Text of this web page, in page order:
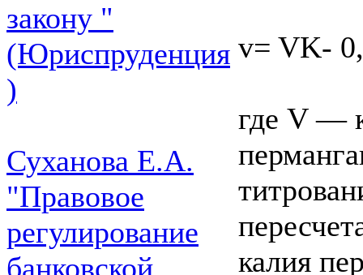
закону "
(Юриспруденция
)
Суханова Е.А.
"Правовое
регулирование
банковской
v= VK-
где V —
калия